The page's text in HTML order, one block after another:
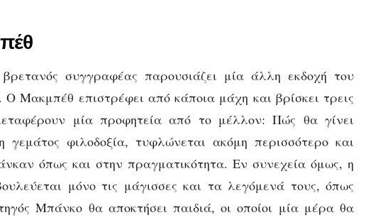
συγγραφέας παρουσιάζει μία άλλη εκδοχή του
Μακμπέθ επιστρέφει από κάποια μάχη και βρίσκει τρεις
μία προφητεία από το μέλλον: Πώς θα γίνει
γεμάτος φιλοδοξία, τυφλώνεται ακόμη περισσότερο και
όπως και στην πραγματικότητα. Εν συνεχεία όμως, η
μόνο τις μάγισσες και τα λεγόμενά τους, όπως
Μπάνκο θα αποκτήσει παιδιά, οι οποίοι μία μέρα θα